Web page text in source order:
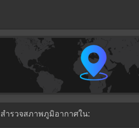
สำรวจสภาพภูมิอากาศใน: